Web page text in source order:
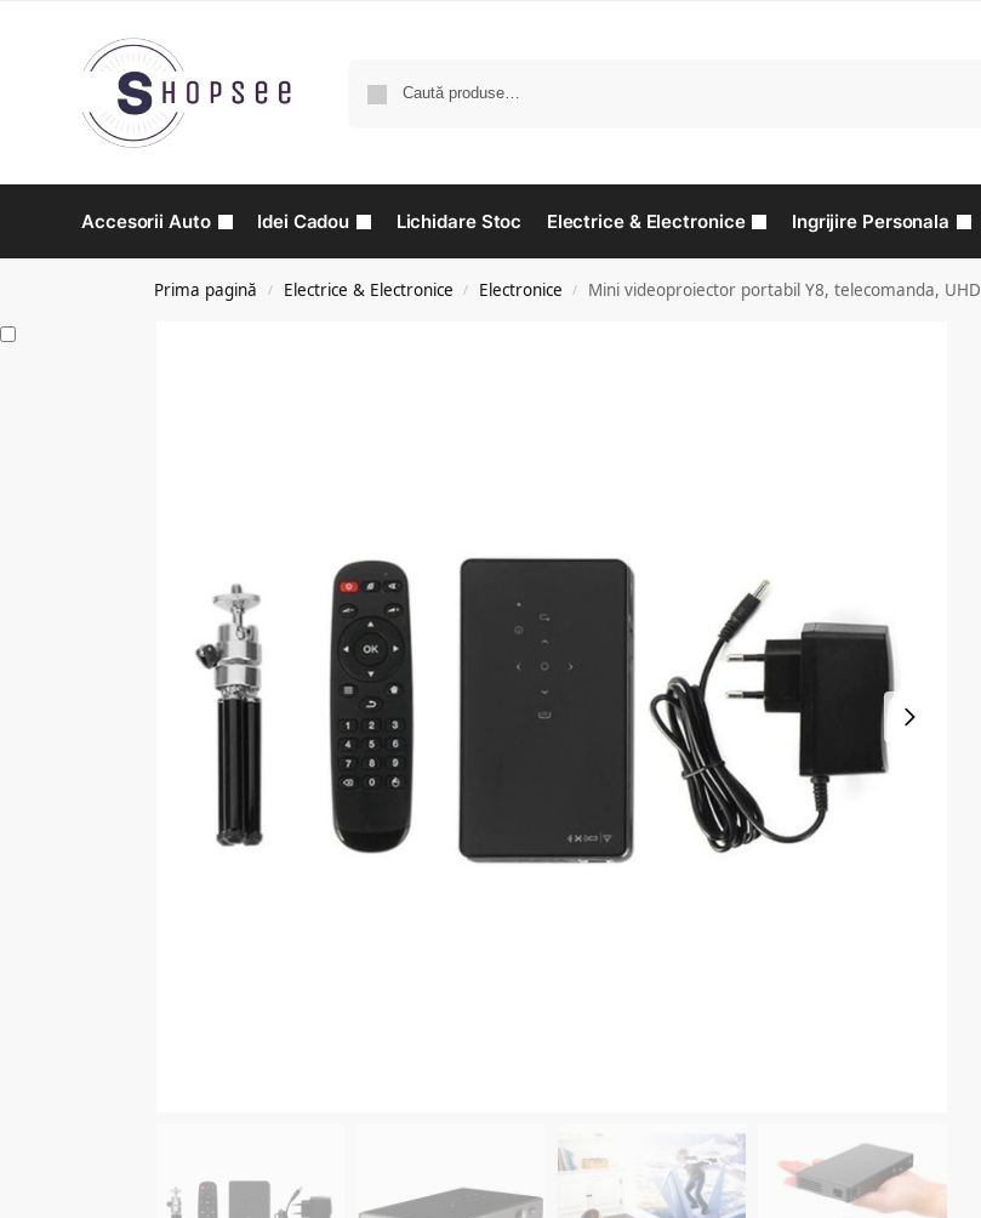
Accesorii Auto Idei Cadou Lichidare Stoc Electrice & Electronice Ingrijire Personala
Prima pagină / Electrice & Electronice / Electronice / Mini videoproiector portabil Y8, telecomanda, UHD